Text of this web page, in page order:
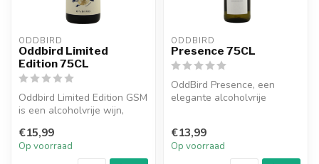
ODDBIRD
Oddbird Limited
Edition 75CL
Oddbird Limited Edition GSM
is een alcoholvrije wijn,
Syra...
€15,99
Op voorraad
ODDBIRD
Presence 75CL
OddBird Presence, een
elegante alcoholvrije
€13,99
Op voorraad